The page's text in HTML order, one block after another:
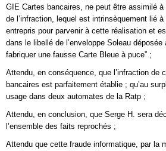
GIE Cartes bancaires, ne peut être assimilé à
de l’infraction, lequel est intrinsèquement lié
entrepris pour parvenir à cette réalisation et
dans le libellé de l’enveloppe Soleau déposée
fabriquer une fausse Carte Bleue à puce” ;
Attendu, en conséquence, que l’infraction de
bancaires est parfaitement établie ; qu’au
usage dans deux automates de la Ratp ;
Attendu, en conclusion, que Serge H. sera
l’ensemble des faits reprochés ;
Attendu que cette fraude informatique, par la